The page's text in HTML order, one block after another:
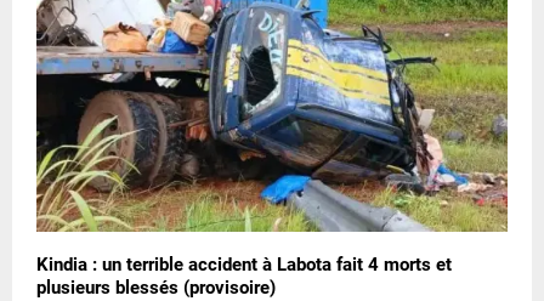
Kindia : un terrible accident à Labota fait 4 morts et
plusieurs blessés (provisoire)